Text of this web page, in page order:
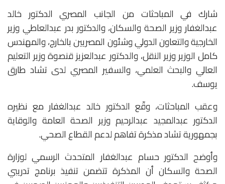
شارك في المباحثات من الجانب المصري الدكتور خالد
عبدالغفار وزير الصحة والسكان، والدكتور بدر عبدالعاطي وزير
الخارجية والتعاون الدولي وشئون المصريين بالخارج، والمهندس
كامل الوزير وزير النقل، والدكتور عبدالعزيز قنصوة وزير التعليم
العالي والبحث العلمي، والسفير المصري لدى تشاد طارق
يوسف.
وعقب المباحثات، وقّع الدكتور خالد عبدالغفار مع نظيره
الدكتور عبدالمجيد عبدالرحيم وزير الصحة العامة والوقاية
بجمهورية تشاد مذكرة تفاهم لدعم القطاع الصحي.
وأوضح الدكتور حسام عبدالغفار المتحدث الرسمي لوزارة
الصحة والسكان أن المذكرة تتضمن تنفيذ برنامج تدريبي